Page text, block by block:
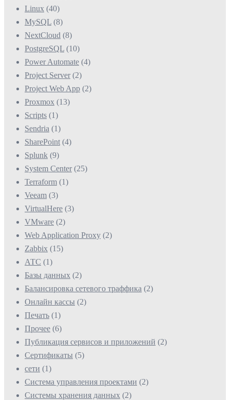
Linux (40)
MySQL (8)
NextCloud (8)
PostgreSQL (10)
Power Automate (4)
Project Server (2)
Project Web App (2)
Proxmox (13)
Scripts (1)
Sendria (1)
SharePoint (4)
Splunk (9)
System Center (25)
Terraform (1)
Veeam (3)
VirtualHere (3)
VMware (2)
Web Application Proxy (2)
Zabbix (15)
АТС (1)
Базы данных (2)
Балансировка сетевого траффика (2)
Онлайн кассы (2)
Печать (1)
Прочее (6)
Публикация сервисов и приложений (2)
Сертификаты (5)
сети (1)
Система управления проектами (2)
Системы хранения данных (2)